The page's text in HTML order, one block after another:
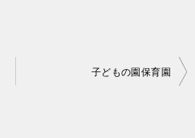
子どもの園保育園